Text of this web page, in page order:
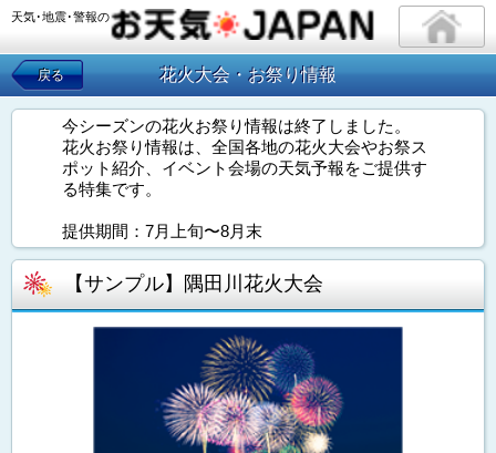
天気･地震･警報の
戻る 花火大会・お祭り情報
今シーズンの花火お祭り情報は終了しました。
花火お祭り情報は、全国各地の花火大会やお祭ス
ポット紹介、イベント会場の天気予報をご提供す
る特集です。
提供期間：7月上旬〜8月末
【サンプル】隅田川花火大会